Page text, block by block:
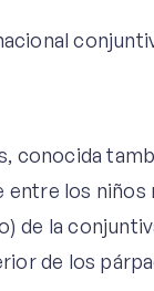
conocida
entre los niños
de la
de los